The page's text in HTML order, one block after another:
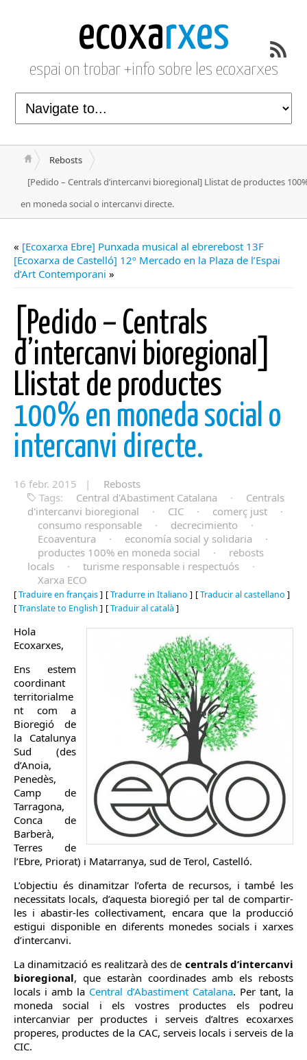
ecoxarxes
espai on trobar +info sobre les ecoxarxes
Rebosts
[Pedido – Centrals d’intercanvi bioregional] Llistat de productes
en moneda social o intercanvi directe.
« [Ecoxarxa Ebre] Punxada musical al ebrerebost 13F
[Ecoxarxa de Castelló] 12º Mercado en la Plaza de l’Espai
d’Art Contemporani »
[Pedido – Centrals
d’intercanvi bioregional]
Llistat de productes
100% en moneda social o
intercanvi directe.
16 febr. 2015 |
Rebosts
Tags:
Central d'Abastiment Catalana ·
Centrals
d'intercanvi bioregional
· CIC · comerç just
·
consumo responsable
· decrecimiento
·
Ecoaventura
· economía social y solidaria
·
productes 100% en moneda social
·
rebosts
locals
· turisme responsable i respectuós
·
Xarxa ECO
[Traduire en français] [Tradurre in Italiano ] [Traducir al castellano ]
[Translate to English ] [Traduir al català ]
Hola
Ecoxarxes,
Ens estem
coordinant
territorialme
nt com a
Bioregió de
la Catalunya
Sud (des
d’Anoia,
Penedès,
Camp de
Tarragona,
Conca de
Barberà,
Terres de
l’Ebre, Priorat) i Matarranya, sud de Terol, Castelló.
L’objectiu és dinamitzar l’oferta de recursos, i també les
necessitats locals, d’aquesta bioregió per tal de compartir-
les i abastir-les col·lectivament, encara que la producció
estigui disponible en diferents monedes socials i xarxes
d’intercanvi.
La dinamització es realitzarà des de centrals d’intercanvi
bioregional, que estaràn coordinades amb els rebosts
locals i amb la Central d’Abastiment Catalana. Per tant, la
moneda social i els vostres productes els podreu
intercanviar per productes i serveis d’altres ecoxarxes
properes, productes de la CAC, serveis locals i serveis de la
CIC.